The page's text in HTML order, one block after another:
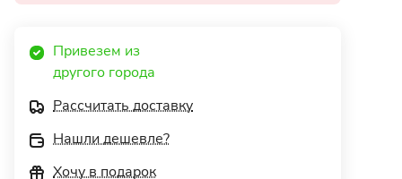
Привезем из
другого города
Рассчитать доставку
Нашли дешевле?
Хочу в подарок